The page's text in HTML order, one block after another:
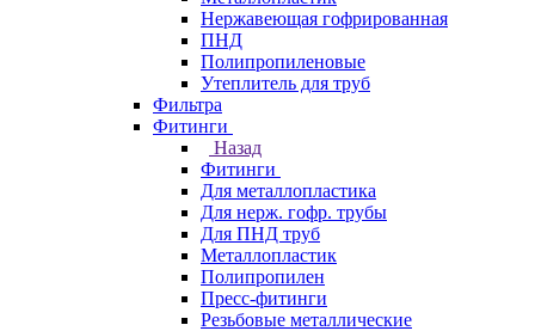
Нержавеющая гофрированная
ПНД
Полипропиленовые
Утеплитель для труб
Фильтра
Фитинги
Назад
Фитинги
Для металлопластика
Для нерж. гофр. трубы
Для ПНД труб
Металлопластик
Полипропилен
Пресс-фитинги
Резьбовые металлические